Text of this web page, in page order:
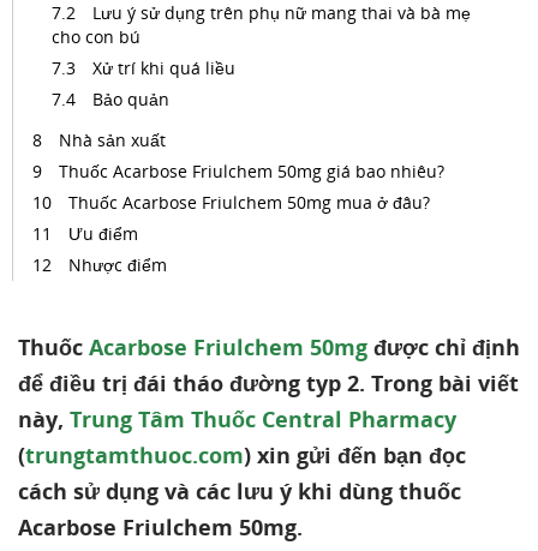
Lưu ý sử dụng trên phụ nữ mang thai và bà mẹ
cho con bú
Xử trí khi quá liều
Bảo quản
Nhà sản xuất
Thuốc Acarbose Friulchem 50mg giá bao nhiêu?
Thuốc Acarbose Friulchem 50mg mua ở đâu?
Ưu điểm
Nhược điểm
Thuốc Acarbose Friulchem 50mg được chỉ định
để điều trị đái tháo đường typ 2. Trong bài viết
này, Trung Tâm Thuốc Central Pharmacy
(trungtamthuoc.com) xin gửi đến bạn đọc
cách sử dụng và các lưu ý khi dùng thuốc
Acarbose Friulchem 50mg.